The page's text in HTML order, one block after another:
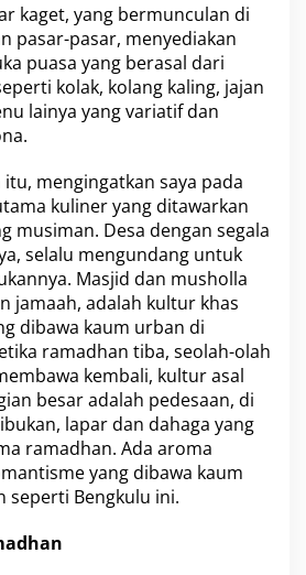
kaget, yang bermunculan di
pasar-pasar, menyediakan
puasa yang berasal dari
kolak, kolang kaling, jajan
lainya yang variatif dan
itu, mengingatkan saya pada
kuliner yang ditawarkan
musiman. Desa dengan segala
selalu mengundang untuk
Masjid dan musholla
jamaah, adalah kultur khas
dibawa kaum urban di
ramadhan tiba, seolah-olah
kembali, kultur asal
besar adalah pedesaan, di
lapar dan dahaga yang
ramadhan. Ada aroma
yang dibawa kaum
seperti Bengkulu ini.